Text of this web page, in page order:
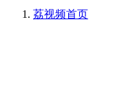
荔视频首页